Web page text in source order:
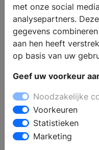
met onze social
analysepartners.
gegevens
aan hen heeft
op basis van uw
Geef uw voorkeur
Noodzakelijke
Voorkeuren
Statistieken
Marketing